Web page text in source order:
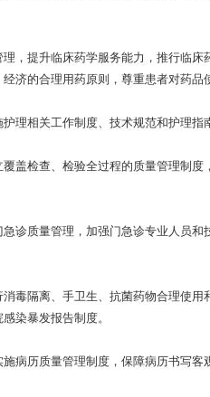
提升临床药学服务能力，推行临床
济的合理用药原则，尊重患者对药品
关工作制度、技术规范和护理指
检查、检验全过程的质量管理制度
质量管理，加强门急诊专业人员和
隔离、手卫生、抗菌药物合理使用
染暴发报告制度。
历质量管理制度，保障病历书写客